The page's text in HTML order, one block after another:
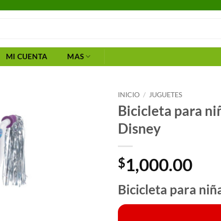
MI CUENTA MAS
INICIO / JUGUETES
Bicicleta para
Disney
$1,000.00
Bicicleta para